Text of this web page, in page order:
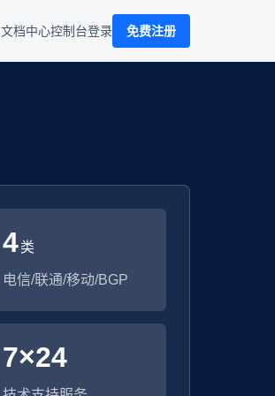
文档中心控制台登录 免费注册
4类
电信/联通/移动/BGP
7×24